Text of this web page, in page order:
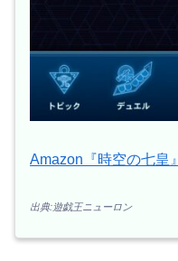
Amazon『時空の七皇』
出典:遊戯王ニューロン